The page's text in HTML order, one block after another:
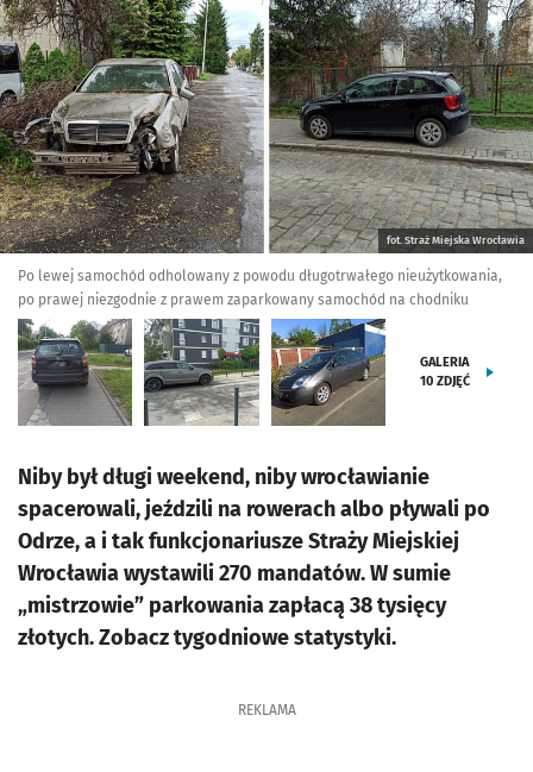
fot. Straż Miejska Wrocławia
Po lewej samochód odholowany z powodu długotrwałego nieużytkowania,
po prawej niezgodnie z prawem zaparkowany samochód na chodniku
GALERIA
10 ZDJĘĆ
Niby był długi weekend, niby wrocławianie
spacerowali, jeździli na rowerach albo pływali po
Odrze, a i tak funkcjonariusze Straży Miejskiej
Wrocławia wystawili 270 mandatów. W sumie
„mistrzowie” parkowania zapłacą 38 tysięcy
złotych. Zobacz tygodniowe statystyki.
REKLAMA